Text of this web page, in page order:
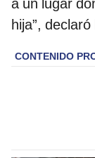
a un lugar
hija”,